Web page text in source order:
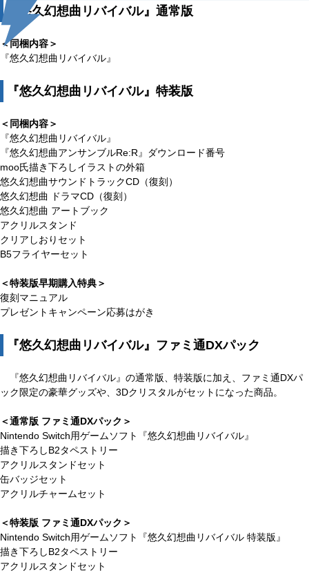
『悠久幻想曲リバイバル』通常版
＜同梱内容＞
『悠久幻想曲リバイバル』
『悠久幻想曲リバイバル』特装版
＜同梱内容＞
『悠久幻想曲リバイバル』
『悠久幻想曲アンサンブルRe:R』ダウンロード番号
moo氏描き下ろしイラストの外箱
悠久幻想曲サウンドトラックCD（復刻）
悠久幻想曲 ドラマCD（復刻）
悠久幻想曲 アートブック
アクリルスタンド
クリアしおりセット
B5フライヤーセット
＜特装版早期購入特典＞
復刻マニュアル
プレゼントキャンペーン応募はがき
『悠久幻想曲リバイバル』ファミ通DXパック
『悠久幻想曲リバイバル』の通常版、特装版に加え、ファミ通DXパ
ック限定の豪華グッズや、3Dクリスタルがセットになった商品。
＜通常版 ファミ通DXパック＞
Nintendo Switch用ゲームソフト『悠久幻想曲リバイバル』
描き下ろしB2タペストリー
アクリルスタンドセット
缶バッジセット
アクリルチャームセット
＜特装版 ファミ通DXパック＞
Nintendo Switch用ゲームソフト『悠久幻想曲リバイバル 特装版』
描き下ろしB2タペストリー
アクリルスタンドセット